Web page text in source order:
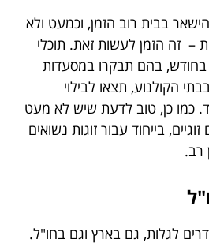
בבית רוב הזמן, וכמעט ולא
– זה הזמן לעשות זאת. תוכלי
2 דייטים בחודש, בהם תבקרו במסעדות
הקולנוע, תצאו לבילוי
כמו כן, טוב לדעת שיש לא מעט
בייחוד עבור זוגות נשואים
רב.
לגלות, גם בארץ וגם בחו"ל.